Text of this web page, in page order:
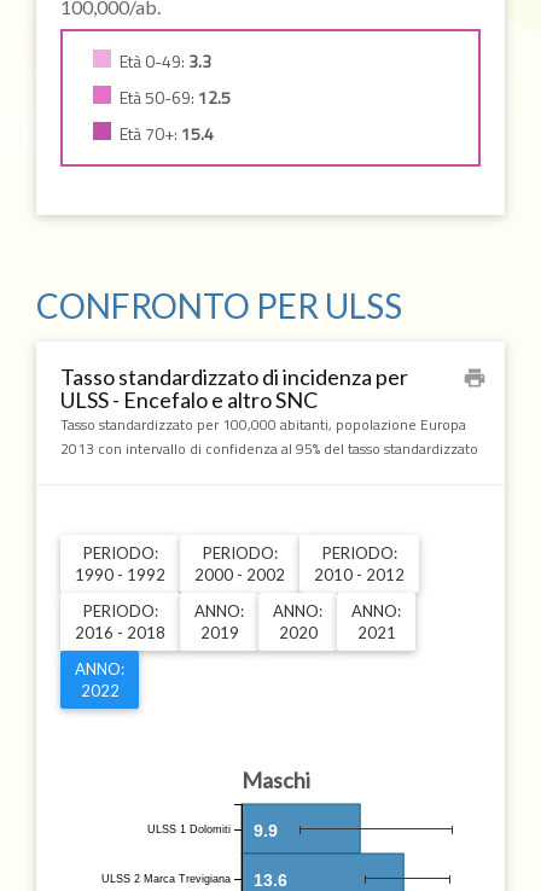
100,000/ab.
Età 0-49: 3.3
Età 50-69: 12.5
Età 70+: 15.4
CONFRONTO PER ULSS
Tasso standardizzato di incidenza per
ULSS - Encefalo e altro SNC
Tasso standardizzato per 100,000 abitanti, popolazione Europa
2013 con intervallo di confidenza al 95% del tasso standardizzato
print
PERIODO:
1990 - 1992
PERIODO:
2000 - 2002
PERIODO:
2010 - 2012
PERIODO:
2016 - 2018
ANNO:
2019
ANNO:
2020
ANNO:
2021
ANNO:
2022
Maschi
9.9
13.6
ULSS 1 Dolomiti
ULSS 2 Marca Trevigiana